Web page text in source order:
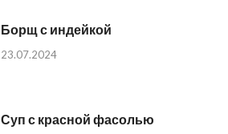
Борщ с индейкой
23.07.2024
Суп с красной фасолью